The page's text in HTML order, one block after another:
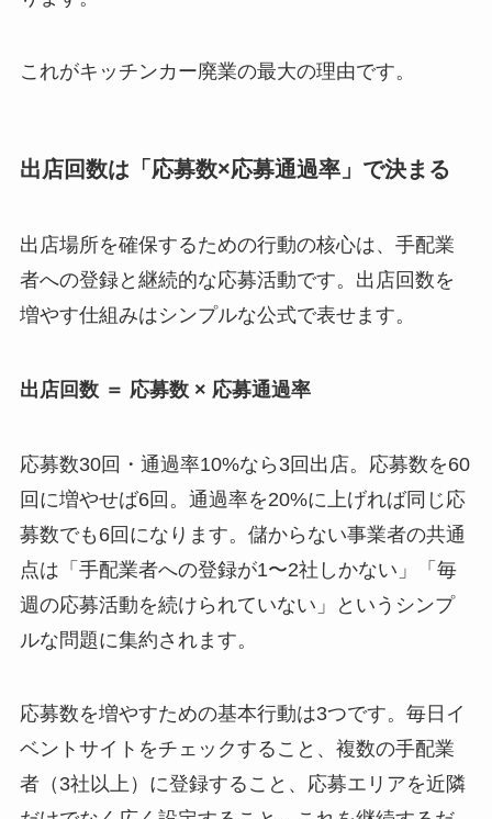
これがキッチンカー廃業の最大の理由です。
出店回数は「応募数×応募通過率」で決まる
出店場所を確保するための行動の核心は、手配業
者への登録と継続的な応募活動です。出店回数を
増やす仕組みはシンプルな公式で表せます。
出店回数 ＝ 応募数 × 応募通過率
応募数30回・通過率10%なら3回出店。応募数を60
回に増やせば6回。通過率を20%に上げれば同じ応
募数でも6回になります。儲からない事業者の共通
点は「手配業者への登録が1〜2社しかない」「毎
週の応募活動を続けられていない」というシンプ
ルな問題に集約されます。
応募数を増やすための基本行動は3つです。毎日イ
ベントサイトをチェックすること、複数の手配業
者（3社以上）に登録すること、応募エリアを近隣